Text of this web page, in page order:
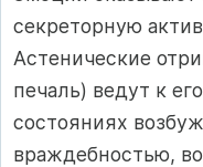
секреторную
Астенические
печаль) ведут к
состояниях
враждебностью,